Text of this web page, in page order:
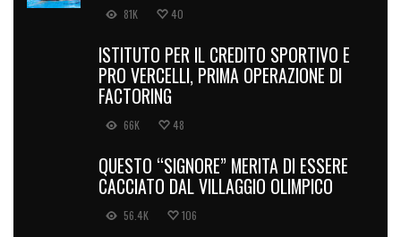
81K 40
ISTITUTO PER IL CREDITO SPORTIVO E
PRO VERCELLI, PRIMA OPERAZIONE DI
FACTORING
66K 48
QUESTO “SIGNORE” MERITA DI ESSERE
CACCIATO DAL VILLAGGIO OLIMPICO
56.4K 106